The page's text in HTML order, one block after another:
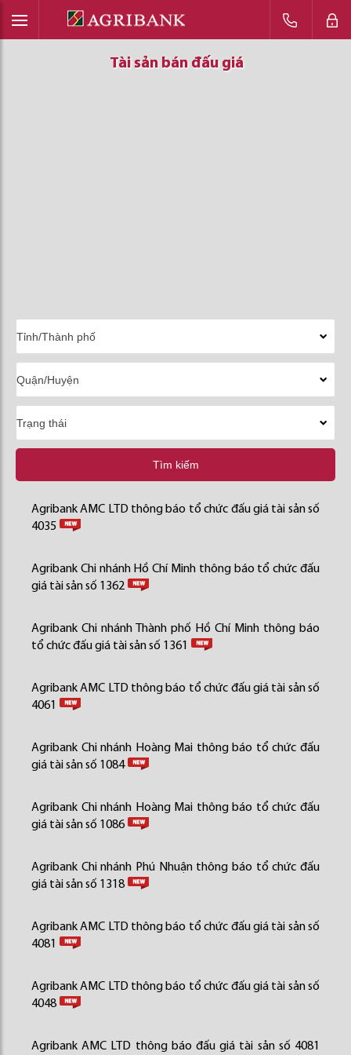
Tài sản bán đấu giá
Tài sản bán đấu giá
Tài sản bán đấu giá
Tìm kiếm
Agribank AMC LTD thông báo tổ chức đấu giá tài sản số
4035
Agribank Chi nhánh Hồ Chí Minh thông báo tổ chức đấu
giá tài sản số 1362
Agribank Chi nhánh Thành phố Hồ Chí Minh thông báo
tổ chức đấu giá tài sản số 1361
Agribank AMC LTD thông báo tổ chức đấu giá tài sản số
4061
Agribank Chi nhánh Hoàng Mai thông báo tổ chức đấu
giá tài sản số 1084
Agribank Chi nhánh Hoàng Mai thông báo tổ chức đấu
giá tài sản số 1086
Agribank Chi nhánh Phú Nhuận thông báo tổ chức đấu
giá tài sản số 1318
Agribank AMC LTD thông báo tổ chức đấu giá tài sản số
4081
Agribank AMC LTD thông báo tổ chức đấu giá tài sản số
4048
Agribank AMC LTD thông báo đấu giá tài sản số 4081